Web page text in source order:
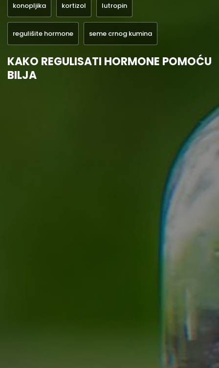
konopljika kortizol lutropin
regulišite hormone seme crnog kumina
KAKO REGULISATI HORMONE POMOĆU
BILJA